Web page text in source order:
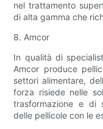
nel trattamento
di alta gamma che
8. Amcor
In qualità di
Amcor produce
settori alimentare,
forza risiede nelle
trasformazione e di
delle pellicole con le